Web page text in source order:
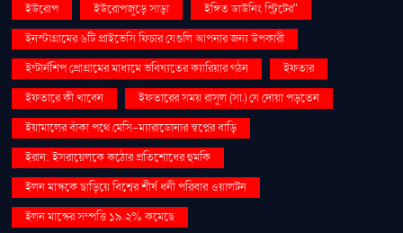
ইউরোপ
ইউরোপজুড়ে সাড়া
ইঙ্গিত ডাউনিং স্ট্রিটের"
ইনস্টাগ্রামের ৬টি প্রাইভেসি ফিচার যেগুলি আপনার জন্য উপকারী
ইন্টার্নশিপ প্রোগ্রামের মাধ্যমে ভবিষ্যতের ক্যারিয়ার গঠন
ইফতার
ইফতারে কী খাবেন
ইফতারের সময় রাসুল (সা.) যে দোয়া পড়তেন
ইয়ামালের বাঁকা পথে মেসি-ম্যারাডোনার স্বপ্নের বাড়ি
ইরান: ইসরায়েলকে কঠোর প্রতিশোধের হুমকি
ইলন মাস্ককে ছাড়িয়ে বিশ্বের শীর্ষ ধনী পরিবার ওয়ালটন
ইলন মাস্কের সম্পত্তি ১৯.২% কমেছে